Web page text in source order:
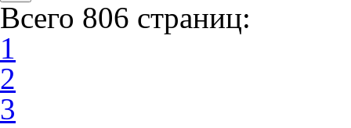
Всего 806 страниц:
1
2
3